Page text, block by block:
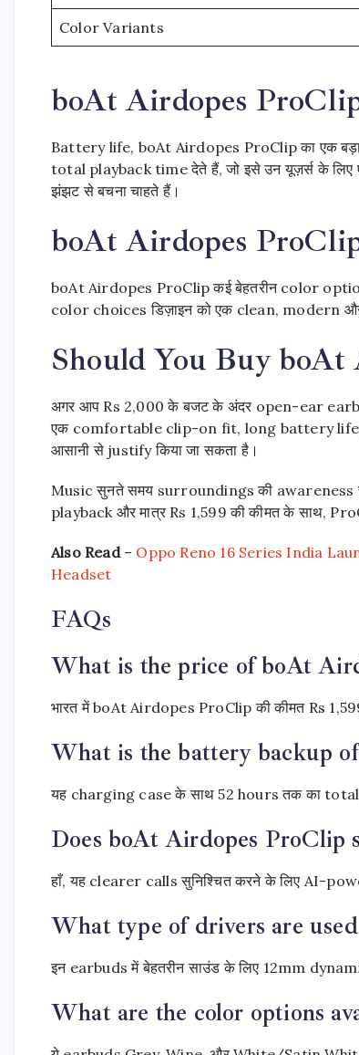
Color Variants
boAt Airdopes
Battery life, boAt Airdopes ProClip का एक
total playback time देते हैं, जो इसे उन यूज़र्स के लिए
झंझट से बचना चाहते हैं।
boAt Airdopes
boAt Airdopes ProClip कई बेहतरीन color
color choices डिज़ाइन को एक clean, modern
Should You Buy boAt
अगर आप Rs 2,000 के बजट के अंदर open-ear
एक comfortable clip-on fit, long battery life,
आसानी से justify किया जा सकता है।
Music सुनते समय surroundings की awareness
playback और मात्र Rs 1,599 की कीमत के साथ,
Also Read– Oppo Reno 16 Series India
Headset
FAQs
What is the price of boAt
भारत में boAt Airdopes ProClip की कीमत Rs
What is the battery backup
यह charging case के साथ 52 hours तक का
Does boAt Airdopes ProClip
हाँ, यह clearer calls सुनिश्चित करने के लिए AI-
What type of drivers are
इन earbuds में बेहतरीन साउंड के लिए 12mm
What are the color options